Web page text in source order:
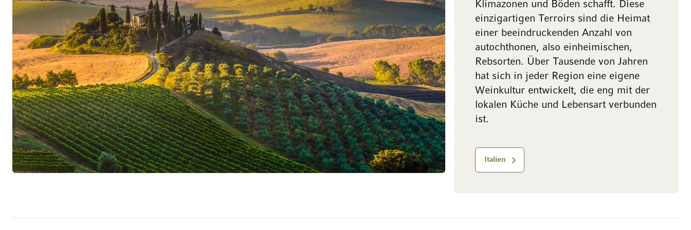
Schreckbichl ohne Zweifel zu den führenden Genossenschaften Italiens zählt.
Südtirol – Ideale Bedingung für perfekte Reifung
Südtirol ist die nördlichste Provinz Italiens und bildet zusammen mit der Provinz
Trient die autonome Region Trentino-Südtirol. Aufgrund seiner durch die
Gebirgsketten der Alpen abgeschirmten Lage ist Südtirol sowohl vor kalten
Strömungen aus dem Norden, als auch vor feuchten Luftmassen aus dem
Mittelmeerraum gut geschützt. Daher fallen in Südtirol weniger Niederschläge
als in den umliegenden Gebieten, die relative Sonnenscheindauer ist mit circa
1800 Sonnenstunden beachtlich hoch. Winde vom Gardasee sorgen für Kühlung
der Trauben und Durchlüftung der Weinberge, eine hohe Amplitude zwischen
warmen Tagen und kühlen Nächten bietet ideale Bedingungen für die perfekte
Reife zwischen intensiver Frucht und animierender Frische. Je nach Nord- oder
Berge und fruchtbare Täler, Gletscher- und Weinbau-Gebiete in Südtirol
Klimazonen und Böden schafft. Diese
einzigartigen Terroirs sind die Heimat
einer beeindruckenden Anzahl von
autochthonen, also einheimischen,
Rebsorten. Über Tausende von Jahren
hat sich in jeder Region eine eigene
Weinkultur entwickelt, die eng mit der
lokalen Küche und Lebensart verbunden
ist.
Italien